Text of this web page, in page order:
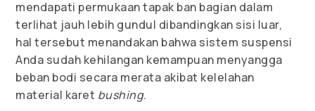
mendapati permukaan tapak ban bagian dalam
terlihat jauh lebih gundul dibandingkan sisi luar,
hal tersebut menandakan bahwa sistem suspensi
Anda sudah kehilangan kemampuan menyangga
beban bodi secara merata akibat kelelahan
material karet bushing.